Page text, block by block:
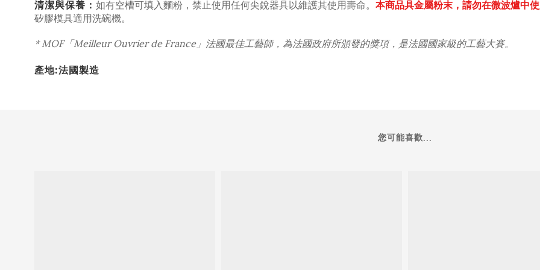
清潔與保養： 如有空槽可填入麵粉，禁止使用任何尖銳器具以維護其使用壽命。 本商品具金屬粉末，請勿在微波爐中
矽膠模具適用洗碗機。
* MOF「Meilleur Ouvrier de France」法國最佳工藝師，為法國政府所頒發的獎項，是法國國家級的工藝大賽。
產地:法國製造
您可能喜歡...